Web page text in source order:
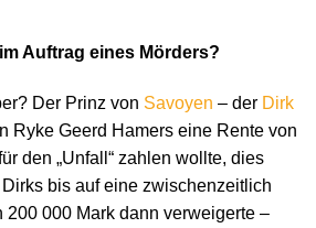
Auftrag eines Mörders?
Der Prinz von Savoyen – der Dirk
Ryke Geerd Hamers eine Rente von
den „Unfall“ zahlen wollte, dies
bis auf eine zwischenzeitlich
200 000 Mark dann verweigerte –